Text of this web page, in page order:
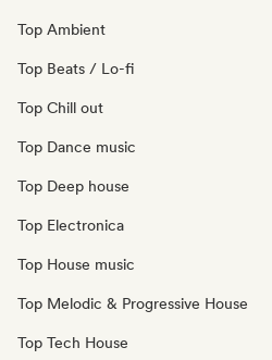
Top Ambient
Top Beats / Lo-fi
Top Chill out
Top Dance music
Top Deep house
Top Electronica
Top House music
Top Melodic & Progressive House
Top Tech House